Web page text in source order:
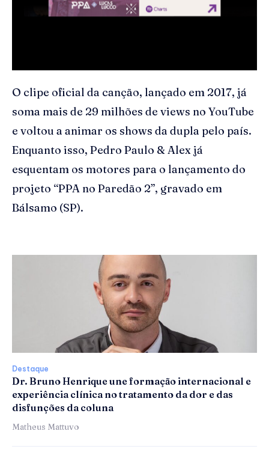
O clipe oficial da canção, lançado em 2017, já
soma mais de 29 milhões de views no YouTube
e voltou a animar os shows da dupla pelo país.
Enquanto isso, Pedro Paulo & Alex já
esquentam os motores para o lançamento do
projeto “PPA no Paredão 2”, gravado em
Bálsamo (SP).
Destaque
Dr. Bruno Henrique une formação internacional e
experiência clínica no tratamento da dor e das
disfunções da coluna
Matheus Mattuvo